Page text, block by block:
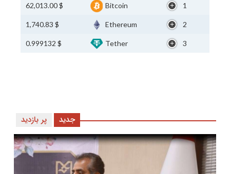
1
Bitcoin
$ 62,013.00
2
Ethereum
$ 1,740.83
3
Tether
$ 0.999132
پر بازدید جدید